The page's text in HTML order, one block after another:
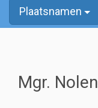
Plaatsnamen
Mgr.